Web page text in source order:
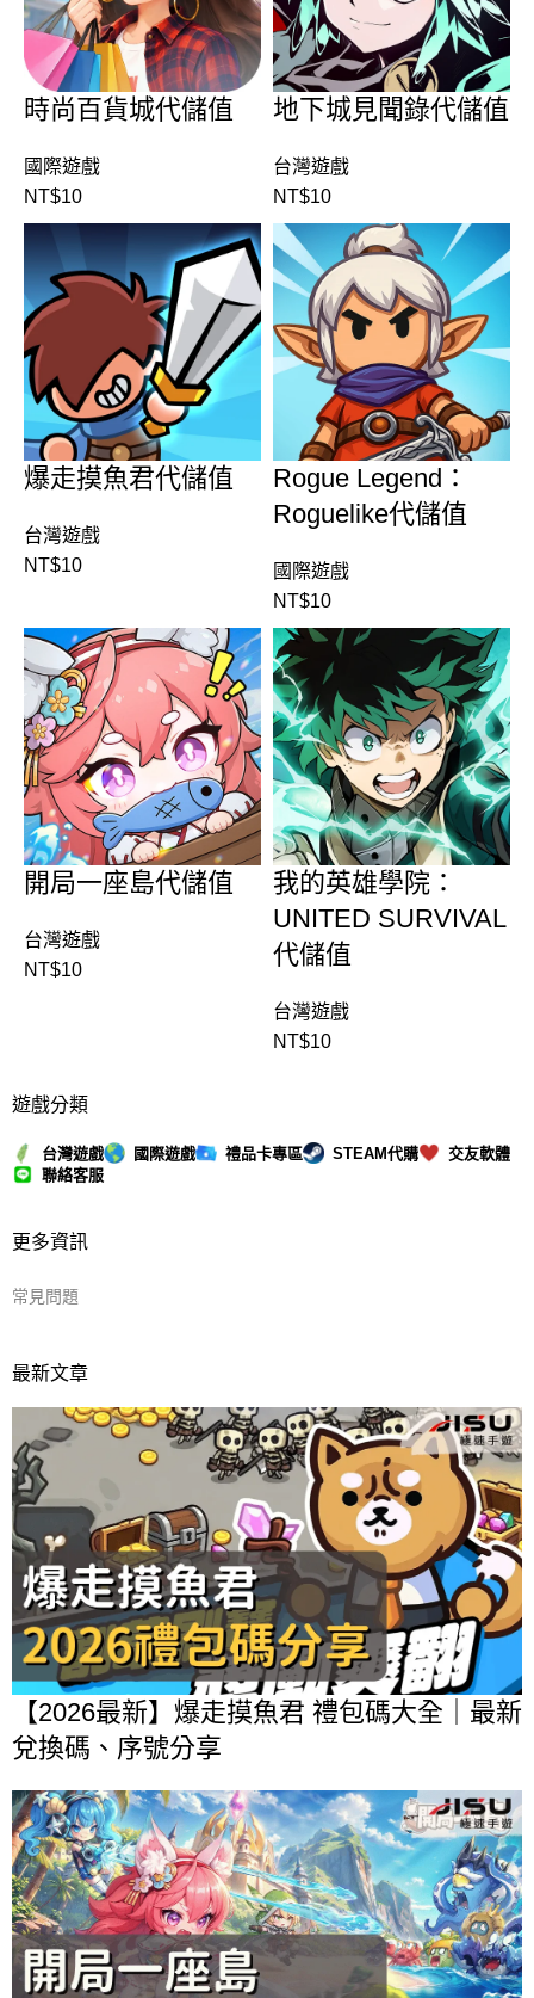
時尚百貨城代儲值
國際遊戲
NT$10
地下城見聞錄代儲值
台灣遊戲
NT$10
爆走摸魚君代儲值
台灣遊戲
NT$10
Rogue Legend：
Roguelike代儲值
國際遊戲
NT$10
開局一座島代儲值
台灣遊戲
NT$10
我的英雄學院：
UNITED SURVIVAL
代儲值
台灣遊戲
NT$10
遊戲分類
台灣遊戲 國際遊戲 禮品卡專區 STEAM代購
交友軟體
聯絡客服
更多資訊
常見問題
最新文章
【2026最新】爆走摸魚君 禮包碼大全｜最新
兌換碼、序號分享